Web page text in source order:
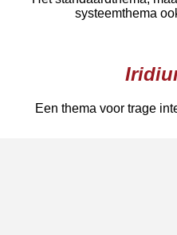
systeemthema
Een thema voor trage